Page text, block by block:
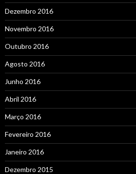
Dezembro 2016
Novembro 2016
Outubro 2016
Agosto 2016
Junho 2016
Abril 2016
Março 2016
Fevereiro 2016
Janeiro 2016
Dezembro 2015